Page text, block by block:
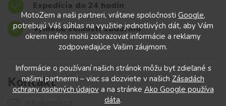
Expedícia do 24 hodín
Výmena veľkostí zadarmo
Kontakt
MotoZem a naši partneri, vrátane spoločnosti Google,
potrebujú Váš súhlas na využitie jednotlivých dát, aby Vám
okrem iného mohli zobrazovať informácie a reklamy
zodpovedajúce Vašim záujmom.
Informácie o používaní našich stránok môžu byť zdieľané s
našimi partnermi – viac sa dozviete v našich Zásadách
ochrany osobných údajova na stránke Ako Google používa
dáta.